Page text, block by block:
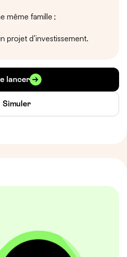
même famille ;
projet d’investissement.
lancer
Simuler